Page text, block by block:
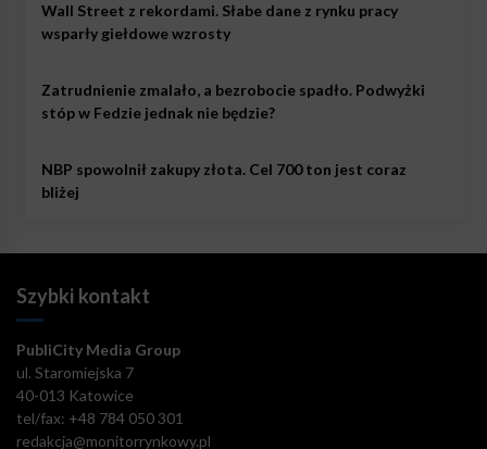
Wall Street z rekordami. Słabe dane z rynku pracy
wsparły giełdowe wzrosty
Zatrudnienie zmalało, a bezrobocie spadło. Podwyżki
stóp w Fedzie jednak nie będzie?
NBP spowolnił zakupy złota. Cel 700 ton jest coraz
bliżej
Szybki kontakt
PubliCity Media Group
ul. Staromiejska 7
40-013 Katowice
tel/fax: +48 784 050 301
redakcja@monitorrynkowy.pl